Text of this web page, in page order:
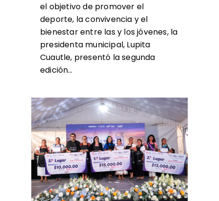
el objetivo de promover el
deporte, la convivencia y el
bienestar entre las y los jóvenes, la
presidenta municipal, Lupita
Cuautle, presentó la segunda
edición…
0